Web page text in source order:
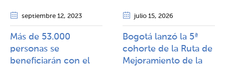
septiembre 12, 2023
Más de 53.000
personas se
beneficiarán con el
julio 15, 2026
Bogotá lanzó la 5ª
cohorte de la Ruta de
Mejoramiento de la